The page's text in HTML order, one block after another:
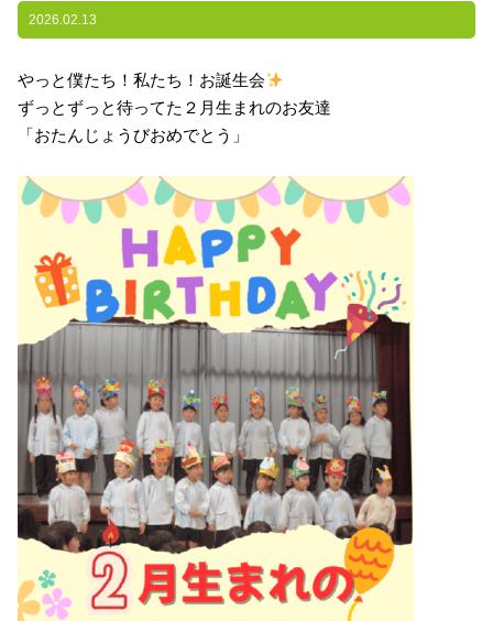
・園の一日
・自慢の給食
・アクセス
入園案内
子育て支援
未就園児教室
課外授業
2026.02.13
やっと僕たち！私たち！お誕生会
ずっとずっと待ってた２月生まれのお友達
「おたんじょうびおめでとう」